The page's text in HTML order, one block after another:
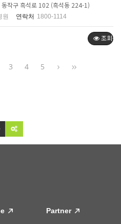
작구 흑석로 102 (흑석동 224-1)
원 연락처 1800-1114
조회순
3 4 5
Partner